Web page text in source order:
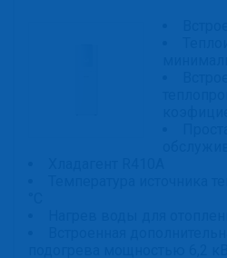
Температура источника
Нагрев воды для
Встроенная